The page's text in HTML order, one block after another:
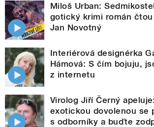
Miloš Urban:
gotický krimi román
Jan Novotný
Interiérová designérka
Hámová: S čím bojuju,
z internetu
Virolog Jiří Černý
exotickou dovolenou se
s odborníky a buďte